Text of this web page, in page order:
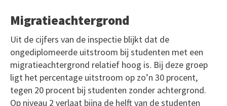
Migratieachtergrond
Uit de cijfers van de inspectie blijkt dat de
ongediplomeerde uitstroom bij studenten met een
migratieachtergrond relatief hoog is. Bij deze groep
ligt het percentage uitstroom op zo’n 30 procent,
tegen 20 procent bij studenten zonder achtergrond.
Op niveau 2 verlaat bijna de helft van de studenten